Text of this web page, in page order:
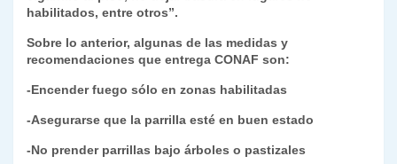
habilitados, entre otros”.
Sobre lo anterior, algunas de las medidas y
recomendaciones que entrega CONAF son:
-Encender fuego sólo en zonas habilitadas
-Asegurarse que la parrilla esté en buen estado
-No prender parrillas bajo árboles o pastizales